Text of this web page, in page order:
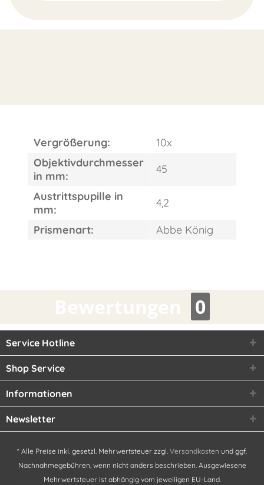
Vergrößerung:
10x
Objektivdurchmesser
in mm:
45
Austrittspupille in
mm:
4,2
Prismenart:
Abbe König
0
Service Hotline
Shop Service
Informationen
Newsletter
* Alle Preise inkl. gesetzl. Mehrwertsteuer zzgl. Versandkosten und ggf.
Nachnahmegebühren, wenn nicht anders beschrieben. Ausgewiesene
Mehrwertsteuer ist abhängig vom jeweiligen EU-Land.